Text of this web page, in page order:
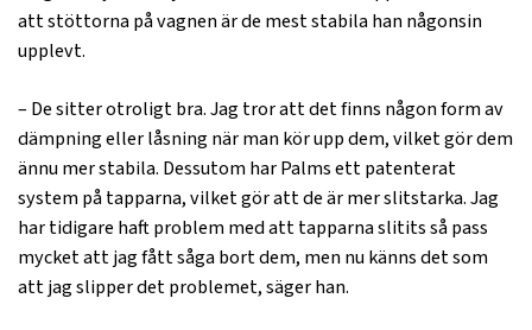
att stöttorna på vagnen är de mest stabila han någonsin
upplevt.
– De sitter otroligt bra. Jag tror att det finns någon form av
dämpning eller låsning när man kör upp dem, vilket gör dem
ännu mer stabila. Dessutom har Palms ett patenterat
system på tapparna, vilket gör att de är mer slitstarka. Jag
har tidigare haft problem med att tapparna slitits så pass
mycket att jag fått såga bort dem, men nu känns det som
att jag slipper det problemet, säger han.